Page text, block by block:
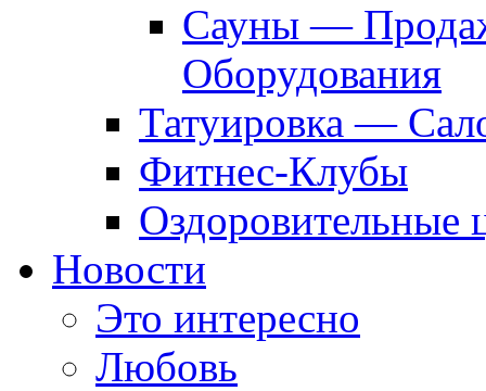
Сауны —
Оборудования
Татуировка —
Фитнес-Клубы
Оздоровительные
Новости
Это интересно
Любовь